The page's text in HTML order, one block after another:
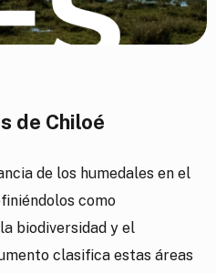
de Chiloé
de los humedales en el
como
biodiversidad y el
clasifica estas áreas